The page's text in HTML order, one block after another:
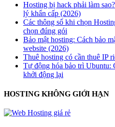
Hosting bị hack phải làm
lý khẩn cấp (2026)
Các thông số khi chọn
chọn đúng gói
Bảo mật hosting: Cách bảo
website (2026)
Thuê hosting có cần thuê IP
Tự động hóa bảo trì Ubuntu:
khởi động lại
HOSTING KHÔNG GIỚI HẠN